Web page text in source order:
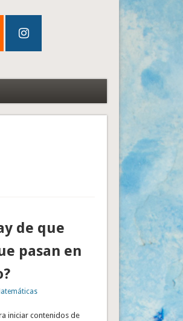
de que
pasan en
iniciar contenidos de